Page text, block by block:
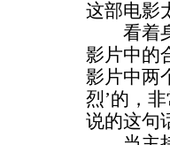
这部电影
看着身
影片中的
影片中两
烈’的，
说的这句